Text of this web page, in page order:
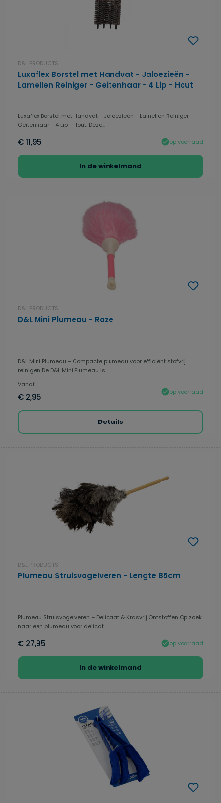
D&L PRODUCTS
Luxaflex Borstel met Handvat - Jaloezieën -
Lamellen Reiniger - Geitenhaar - 4 Lip - Hout
Luxaflex Borstel met Handvat - Jaloezieën - Lamellen Reiniger -
Geitenhaar - 4 Lip - Hout. Deze...
€ 11,95 op voorraad
In de winkelmand
D&L PRODUCTS
D&L Mini Plumeau - Roze
D&L Mini Plumeau – Compacte plumeau voor efficiënt stofvrij
reinigen De D&L Mini Plumeau is ...
Vanaf
€ 2,95
op voorraad
Details
D&L PRODUCTS
Plumeau Struisvogelveren - Lengte 85cm
Plumeau Struisvogelveren – Delicaat & Krasvrij Ontstoffen Op zoek
naar een plumeau voor delicat...
€ 27,95 op voorraad
In de winkelmand